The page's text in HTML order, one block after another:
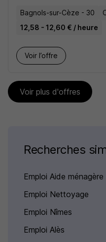
Bagnols-sur-Cèze - 30
12,58 - 12,60 € / heure
Voir l’offre
Voir plus d'offres
Recherches
Emploi Aide ménagère
Emploi Nettoyage
Emploi Nîmes
Emploi Alès